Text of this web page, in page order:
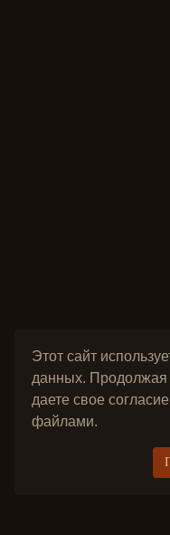
Этот сайт
данных. Продолжая
даете свое
файлами.